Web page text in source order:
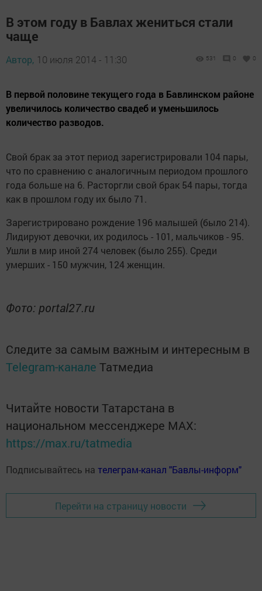
В этом году в Бавлах жениться стали
чаще
Автор, 10 июля 2014 - 11:30 531 0 0
В первой половине текущего года в Бавлинском районе
увеличилось количество свадеб и уменьшилось
количество разводов.
Свой брак за этот период зарегистрировали 104 пары,
что по сравнению с аналогичным периодом прошлого
года больше на 6. Расторгли свой брак 54 пары, тогда
как в прошлом году их было 71.
Зарегистрировано рождение 196 малышей (было 214).
Лидируют девочки, их родилось - 101, мальчиков - 95.
Ушли в мир иной 274 человек (было 255). Среди
умерших - 150 мужчин, 124 женщин.
Фото: portal27.ru
Следите за самым важным и интересным в
Telegram-канале Татмедиа
Читайте новости Татарстана в
национальном мессенджере MАХ:
https://max.ru/tatmedia
Подписывайтесь на телеграм-канал "Бавлы-информ"
Перейти на страницу новости